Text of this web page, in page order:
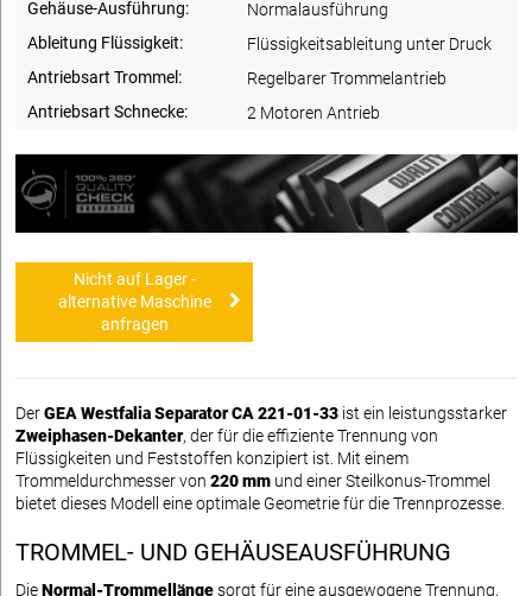
Gehäuse-Ausführung:
Normalausführung
Ableitung Flüssigkeit:
Flüssigkeitsableitung unter Druck
Antriebsart Trommel:
Regelbarer Trommelantrieb
Antriebsart Schnecke:
2 Motoren Antrieb
Nicht auf Lager -
alternative Maschine
anfragen
DerGEA Westfalia Separator CA 221-01-33 ist ein leistungsstarker
Zweiphasen-Dekanter, der für die effiziente Trennung von
Flüssigkeiten und Feststoffen konzipiert ist. Mit einem
Trommeldurchmesser von 220 mm und einer Steilkonus-Trommel
bietet dieses Modell eine optimale Geometrie für die Trennprozesse.
TROMMEL- UND GEHÄUSEAUSFÜHRUNG
DieNormal-Trommellängesorgt für eine ausgewogene Trennung,